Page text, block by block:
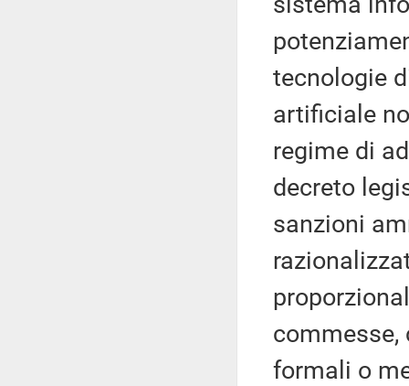
tecnologie
artificiale
regime di
decreto
sanzioni
formali o